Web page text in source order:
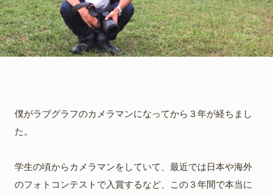
僕がラブグラフのカメラマンになってから３年が経ちまし
た。
学生の頃からカメラマンをしていて、最近では日本や海外
のフォトコンテストで入賞するなど、この３年間で本当に